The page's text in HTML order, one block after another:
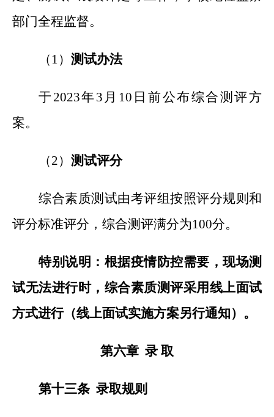
部门全程监督。
（1） 测试办法
于2023年3月10日前公布综合测评方
案。
（2） 测试评分
综合素质测试由考评组按照评分规则和
评分标准评分，综合测评满分为100分。
特别说明：根据疫情防控需要，现场测
试无法进行时，综合素质测评采用线上面试
方式进行（线上面试实施方案另行通知）。
第六章 录 取
第十三条 录取规则